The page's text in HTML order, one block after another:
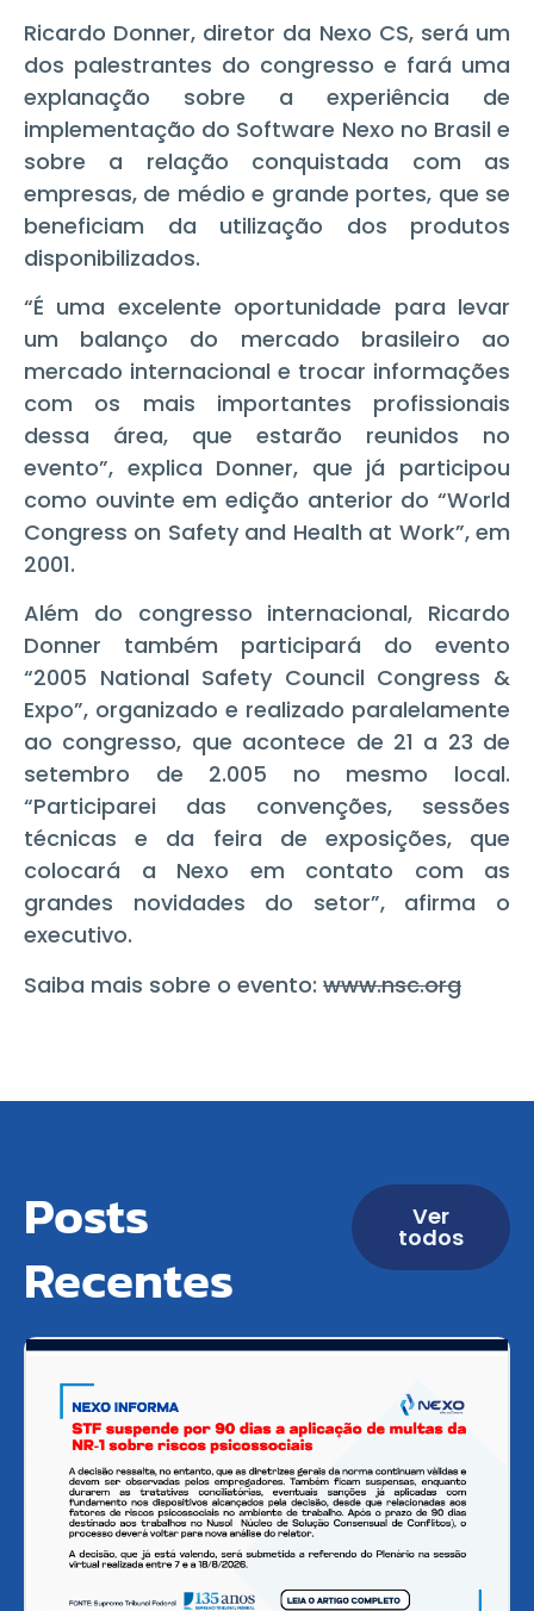
Ricardo Donner, diretor da Nexo CS, será um
dos palestrantes do congresso e fará uma
explanação sobre a experiência de
implementação do Software Nexo no Brasil e
sobre a relação conquistada com as
empresas, de médio e grande portes, que se
beneficiam da utilização dos produtos
disponibilizados.
“É uma excelente oportunidade para levar
um balanço do mercado brasileiro ao
mercado internacional e trocar informações
com os mais importantes profissionais
dessa área, que estarão reunidos no
evento”, explica Donner, que já participou
como ouvinte em edição anterior do “World
Congress on Safety and Health at Work”, em
2001.
Além do congresso internacional, Ricardo
Donner também participará do evento
“2005 National Safety Council Congress &
Expo”, organizado e realizado paralelamente
ao congresso, que acontece de 21 a 23 de
setembro de 2.005 no mesmo local.
“Participarei das convenções, sessões
técnicas e da feira de exposições, que
colocará a Nexo em contato com as
grandes novidades do setor”, afirma o
executivo.
Saiba mais sobre o evento: www.nsc.org
Posts
Recentes
Ver
todos